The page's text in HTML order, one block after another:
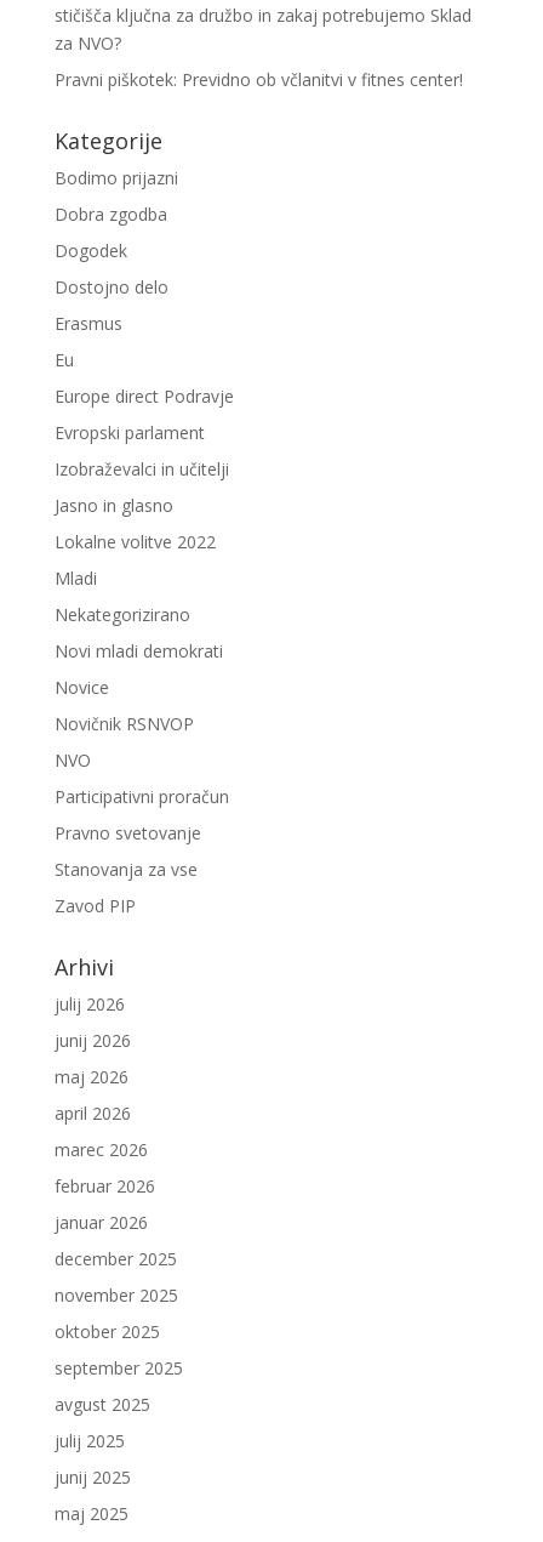
stičišča ključna za družbo in zakaj potrebujemo Sklad
za NVO?
Pravni piškotek: Previdno ob včlanitvi v fitnes center!
Kategorije
Bodimo prijazni
Dobra zgodba
Dogodek
Dostojno delo
Erasmus
Eu
Europe direct Podravje
Evropski parlament
Izobraževalci in učitelji
Jasno in glasno
Lokalne volitve 2022
Mladi
Nekategorizirano
Novi mladi demokrati
Novice
Novičnik RSNVOP
NVO
Participativni proračun
Pravno svetovanje
Stanovanja za vse
Zavod PIP
Arhivi
julij 2026
junij 2026
maj 2026
april 2026
marec 2026
februar 2026
januar 2026
december 2025
november 2025
oktober 2025
september 2025
avgust 2025
julij 2025
junij 2025
maj 2025